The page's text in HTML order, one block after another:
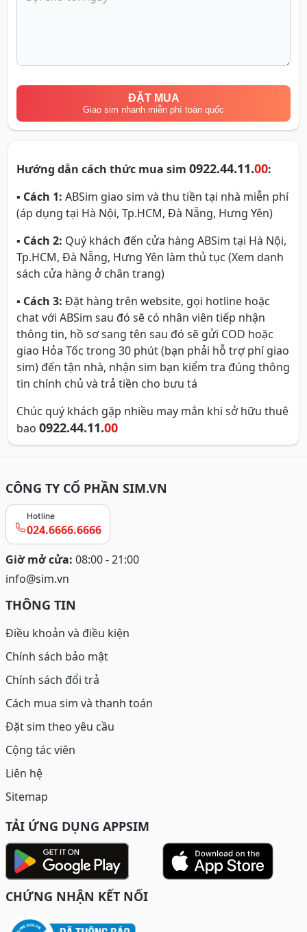
ĐẶT MUA
Giao sim nhanh miễn phí toàn quốc
Hướng dẫn cách thức mua sim 0922.44.11.00:
▪ Cách 1: ABSim giao sim và thu tiền tại nhà miễn phí
(áp dụng tại Hà Nội, Tp.HCM, Đà Nẵng, Hưng Yên)
▪ Cách 2: Quý khách đến cửa hàng ABSim tại Hà Nội,
Tp.HCM, Đà Nẵng, Hưng Yên làm thủ tục (Xem danh
sách cửa hàng ở chân trang)
▪ Cách 3: Đặt hàng trên website, gọi hotline hoặc
chat với ABSim sau đó sẽ có nhân viên tiếp nhận
thông tin, hồ sơ sang tên sau đó sẽ gửi COD hoặc
giao Hỏa Tốc trong 30 phút (bạn phải hỗ trợ phí giao
sim) đến tận nhà, nhận sim bạn kiểm tra đúng thông
tin chính chủ và trả tiền cho bưu tá
Chúc quý khách gặp nhiều may mắn khi sở hữu thuê
bao 0922.44.11.00
CÔNG TY CỔ PHẦN SIM.VN
Hotline
024.6666.6666
Giờ mở cửa: 08:00 - 21:00
info@sim.vn
THÔNG TIN
Điều khoản và điều kiện
Chính sách bảo mật
Chính sách đổi trả
Cách mua sim và thanh toán
Đặt sim theo yêu cầu
Cộng tác viên
Liên hệ
Sitemap
TẢI ỨNG DỤNG APPSIM
CHỨNG NHẬN KẾT NỐI